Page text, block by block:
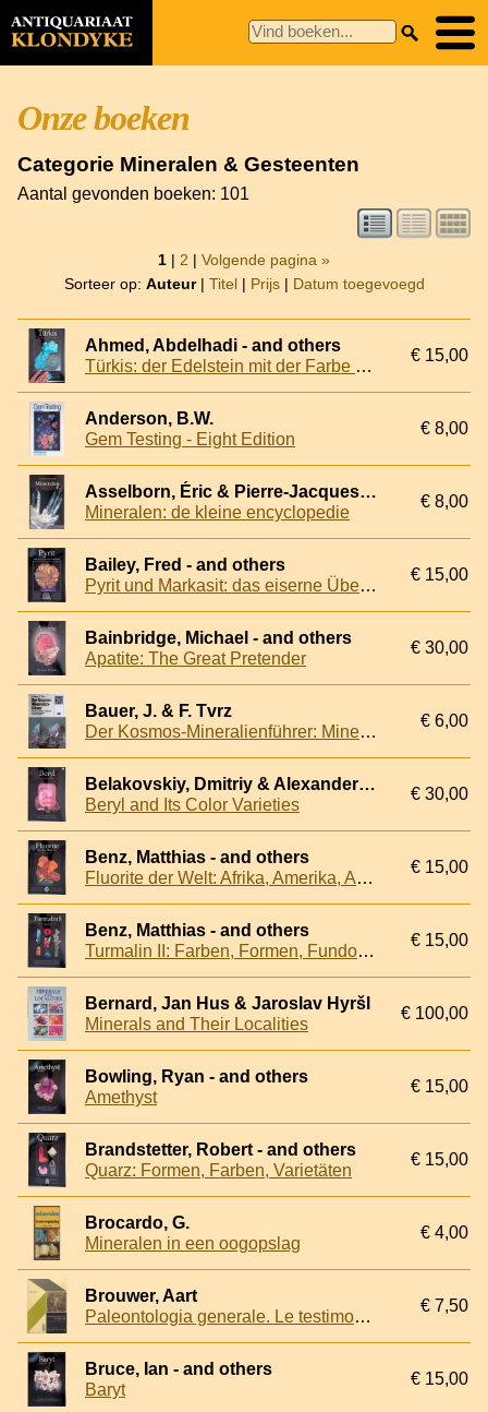
Onze boeken
Categorie Mineralen & Gesteenten
Aantal gevonden boeken: 101
1 | 2 | Volgende pagina »
Sorteer op: Auteur| Titel| Prijs| Datum toegevoegd
Ahmed, Abdelhadi - and others
Türkis: der Edelstein mit der Farbe des Himmels
€ 15,00
Anderson, B.W.
Gem Testing - Eight Edition
€ 8,00
Asselborn, Éric & Pierre-Jacques Chiappero & Jacques Galvier
Mineralen: de kleine encyclopedie
€ 8,00
Bailey, Fred - and others
Pyrit und Markasit: das eiserne Überall-Mineral
€ 15,00
Bainbridge, Michael - and others
Apatite: The Great Pretender
€ 30,00
Bauer, J. & F. Tvrz
Der Kosmos-Mineralienführer: Mineralien, Gesteine, Edelsteine. Ein Bestimmungsbuch met 576 Farbfotos
€ 6,00
Belakovskiy, Dmitriy & Alexander Falster - and others
Beryl and Its Color Varieties
€ 30,00
Benz, Matthias - and others
Fluorite der Welt: Afrika, Amerika, Asien, Europa
€ 15,00
Benz, Matthias - and others
Turmalin II: Farben, Formen, Fundorte, Phänomene
€ 15,00
Bernard, Jan Hus & Jaroslav Hyršl
Minerals and Their Localities
€ 100,00
Bowling, Ryan - and others
Amethyst
€ 15,00
Brandstetter, Robert - and others
Quarz: Formen, Farben, Varietäten
€ 15,00
Brocardo, G.
Mineralen in een oogopslag
€ 4,00
Brouwer, Aart
Paleontologia generale. Le testimonianze fossili della vita
€ 7,50
Bruce, Ian - and others
Baryt
€ 15,00